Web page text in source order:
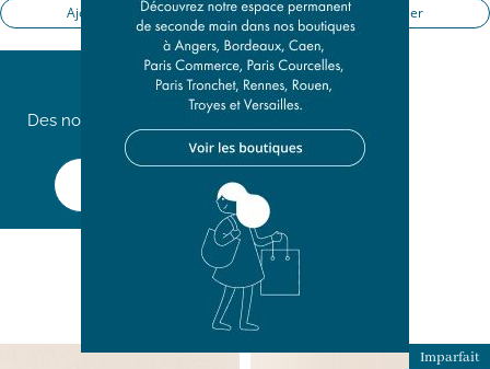
Ajouter au panier Ajouter au panier
Des nouveautés chaque
semaine
Nos nouveautés
Plusieurs centaines de nouveaux articles
mis en ligne tous les jours
Imparfait